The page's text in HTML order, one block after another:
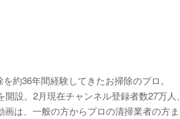
約36年間経験してきたお掃除のプロ。
設。2月現在チャンネル登録者数27万人、
は、一般の方からプロの清掃業者の方ま